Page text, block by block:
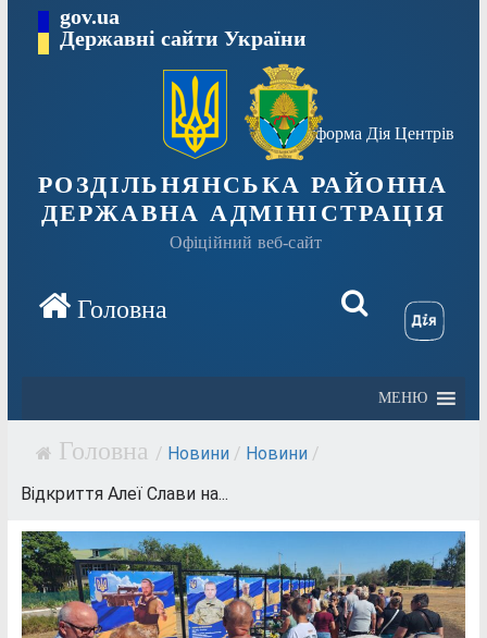
Перейтиgov.ua
Державні сайти України
Платформа Дія Центрів
РОЗДІЛЬНЯНСЬКА РАЙОННА
ДЕРЖАВНА АДМІНІСТРАЦІЯ
Офіційний веб-сайт
МЕНЮ
/ Новини / Новини /
Відкриття Алеї Слави на...